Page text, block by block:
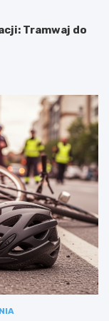
Tramwaj do